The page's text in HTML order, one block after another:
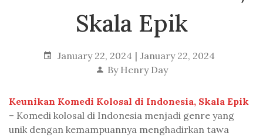
Skala Epik
January 22, 2024
January 22, 2024
By Henry Day
Keunikan Komedi Kolosal di Indonesia, Skala Epik
– Komedi kolosal di Indonesia menjadi genre yang
unik dengan kemampuannya menghadirkan tawa